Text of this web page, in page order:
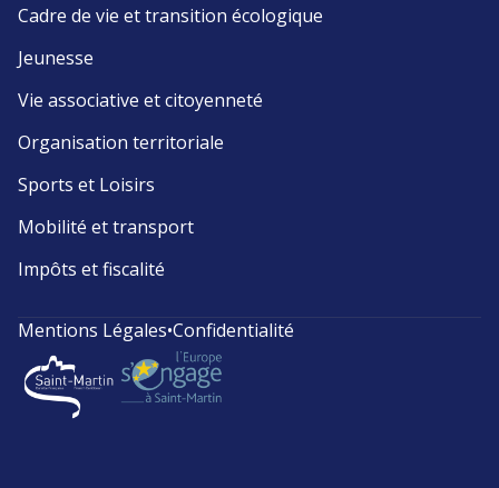
Cadre de vie et transition écologique
Jeunesse
Vie associative et citoyenneté
Organisation territoriale
Sports et Loisirs
Mobilité et transport
Impôts et fiscalité
Mentions Légales•Confidentialité